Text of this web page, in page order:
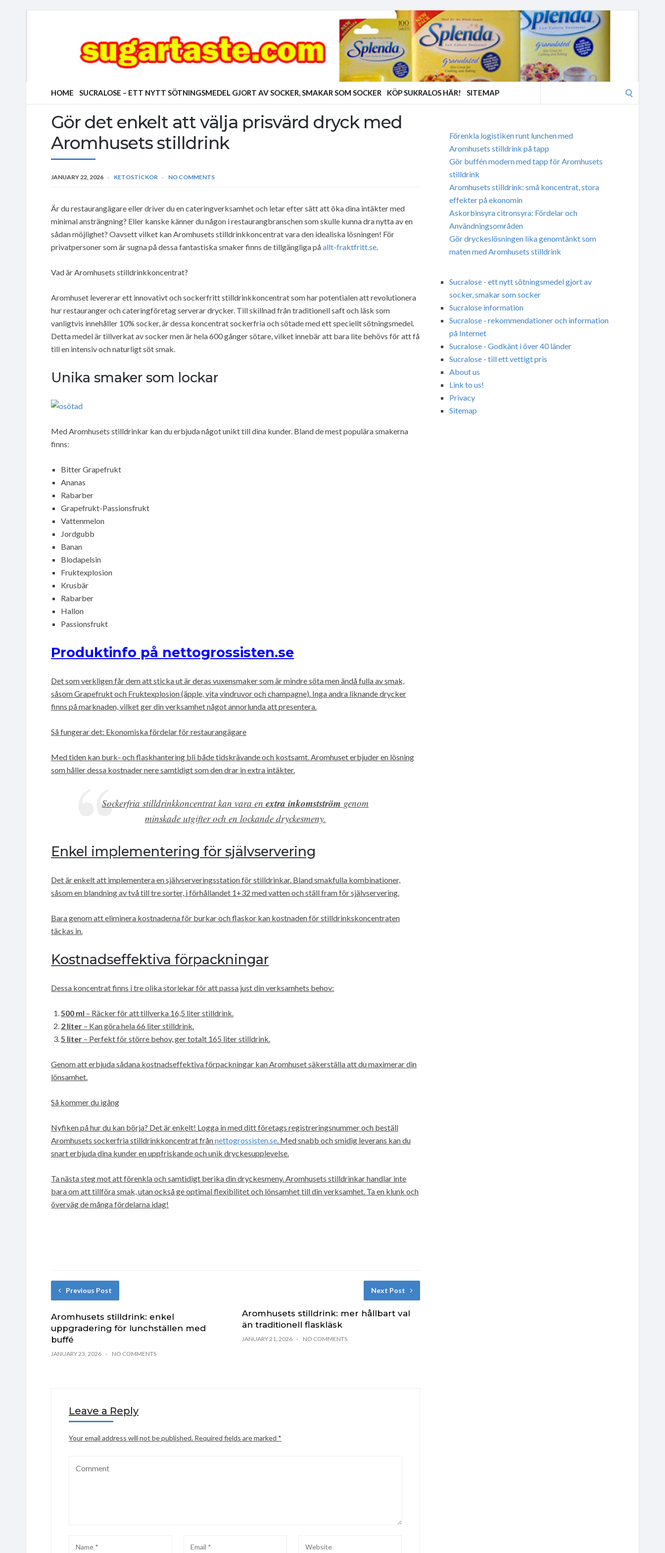
HOME SUCRALOSE – ETT NYTT SÖTNINGSMEDEL GJORT AV SOCKER, SMAKAR SOM SOCKER KÖP SUKRALOS HÄR! SITEMAP
Gör det enkelt att välja prisvärd dryck med
Aromhusets stilldrink
JANUARY 22, 2026 KETOSTICKOR NO COMMENTS
Är du restaurangägare eller driver du en cateringverksamhet och letar efter sätt att öka dina intäkter med
minimal ansträngning? Eller kanske känner du någon i restaurangbranschen som skulle kunna dra nytta av en
sådan möjlighet? Oavsett vilket kan Aromhusets stilldrinkkoncentrat vara den idealiska lösningen! För
privatpersoner som är sugna på dessa fantastiska smaker finns de tillgängliga påallt-fraktfritt.se.
Vad är Aromhusets stilldrinkkoncentrat?
Aromhuset levererar ett innovativt och sockerfritt stilldrinkkoncentrat som har potentialen att revolutionera
hur restauranger och cateringföretag serverar drycker. Till skillnad från traditionell saft och läsk som
vanligtvis innehåller 10% socker, är dessa koncentrat sockerfria och sötade med ett speciellt sötningsmedel.
Detta medel är tillverkat av socker men är hela 600 gånger sötare, vilket innebär att bara lite behövs för att få
till en intensiv och naturligt söt smak.
Unika smaker som lockar
Med Aromhusets stilldrinkar kan du erbjuda något unikt till dina kunder. Bland de mest populära smakerna
finns:
Bitter Grapefrukt
Ananas
Rabarber
Grapefrukt-Passionsfrukt
Vattenmelon
Jordgubb
Banan
Blodapelsin
Fruktexplosion
Krusbär
Rabarber
Hallon
Passionsfrukt
Produktinfo på nettogrossisten.se
Det som verkligen får dem att sticka ut är deras vuxensmaker som är mindre söta men ändå fulla av smak,
såsom Grapefrukt och Fruktexplosion (äpple, vita vindruvor och champagne). Inga andra liknande drycker
finns på marknaden, vilket ger din verksamhet något annorlunda att presentera.
Så fungerar det: Ekonomiska fördelar för restaurangägare
Med tiden kan burk- och flaskhantering bli både tidskrävande och kostsamt. Aromhuset erbjuder en lösning
som håller dessa kostnader nere samtidigt som den drar in extra intäkter.
Sockerfria stilldrinkkoncentrat kan vara enextra inkomstström genom
minskade utgifter och en lockande dryckesmeny.
Enkel implementering för självservering
Det är enkelt att implementera en självserveringsstation för stilldrinkar. Bland smakfulla kombinationer,
såsom en blandning av två till tre sorter, i förhållandet 1+32 med vatten och ställ fram för självservering.
Bara genom att eliminera kostnaderna för burkar och flaskor kan kostnaden för stilldrinkskoncentraten
täckas in.
Kostnadseffektiva förpackningar
Dessa koncentrat finns i tre olika storlekar för att passa just din verksamhets behov:
500 ml – Räcker för att tillverka 16,5 liter stilldrink.
2 liter – Kan göra hela 66 liter stilldrink.
5 liter – Perfekt för större behov, ger totalt 165 liter stilldrink.
Genom att erbjuda sådana kostnadseffektiva förpackningar kan Aromhuset säkerställa att du maximerar din
lönsamhet.
Så kommer du igång
Nyfiken på hur du kan börja? Det är enkelt! Logga in med ditt företags registreringsnummer och beställ
Aromhusets sockerfria stilldrinkkoncentrat frånnettogrossisten.se. Med snabb och smidig leverans kan du
snart erbjuda dina kunder en uppfriskande och unik dryckesupplevelse.
Ta nästa steg mot att förenkla och samtidigt berika din dryckesmeny. Aromhusets stilldrinkar handlar inte
bara om att tillföra smak, utan också ge optimal flexibilitet och lönsamhet till din verksamhet. Ta en klunk och
överväg de många fördelarna idag!
Previous Post
Aromhusets stilldrink: enkel
uppgradering för lunchställen med
buffé
JANUARY 23, 2026 NO COMMENTS
Next Post
Aromhusets stilldrink: mer hållbart val
än traditionell flaskläsk
JANUARY 21, 2026 NO COMMENTS
Leave a Reply
Your email address will not be published. Required fields are marked *
Förenkla logistiken runt lunchen med
Aromhusets stilldrink på tapp
Gör buffén modern med tapp för Aromhusets
stilldrink
Aromhusets stilldrink: små koncentrat, stora
effekter på ekonomin
Askorbinsyra citronsyra: Fördelar och
Användningsområden
Gör dryckeslösningen lika genomtänkt som
maten med Aromhusets stilldrink
Sucralose - ett nytt sötningsmedel gjort av
socker, smakar som socker
Sucralose information
Sucralose - rekommendationer och information
på Internet
Sucralose - Godkänt i över 40 länder
Sucralose - till ett vettigt pris
About us
Link to us!
Privacy
Sitemap